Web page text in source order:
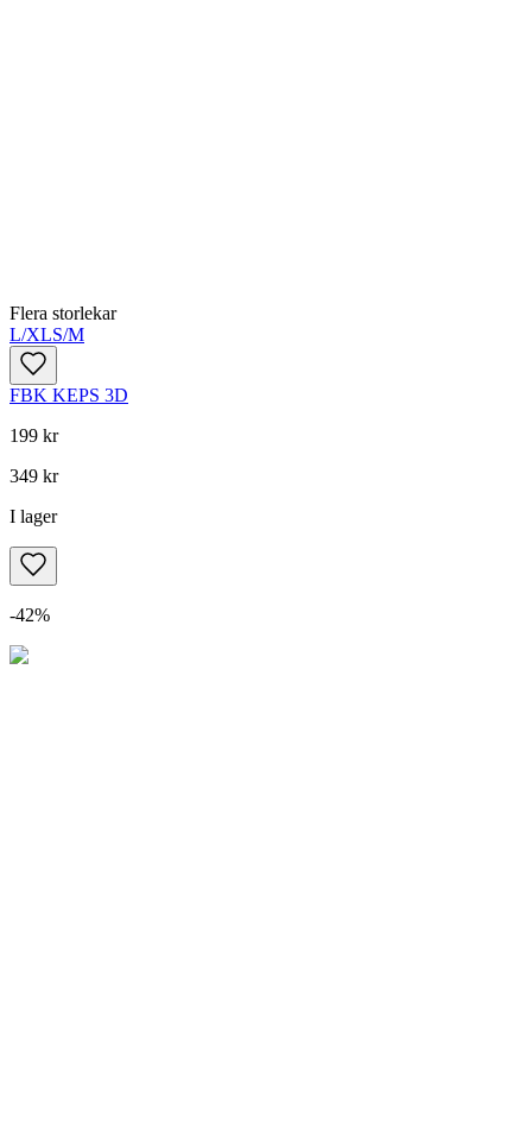
Flera storlekar
L/XLS/M
FBK KEPS 3D
199 kr
349 kr
I lager
-42%